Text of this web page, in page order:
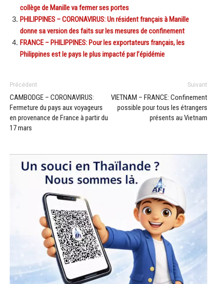
collège de Manille va fermer ses portes
PHILIPPINES – CORONAVIRUS: Un résident français à Manille
donne sa version des faits sur les mesures de confinement
FRANCE – PHILIPPINES: Pour les exportateurs français, les
Philippines est le pays le plus impacté par l’épidémie
Précédent
CAMBODGE – CORONAVIRUS:
Fermeture du pays aux voyageurs
en provenance de France à partir du
17 mars
Suivant
VIETNAM – FRANCE: Confinement
possible pour tous les étrangers
présents au Vietnam